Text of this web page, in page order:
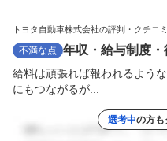
トヨタ自動車株式会社の評判・クチコ
不満な点 年収・給与制度・
給料は頑張れば報われるよう
にもつながるが...
選考中の方も